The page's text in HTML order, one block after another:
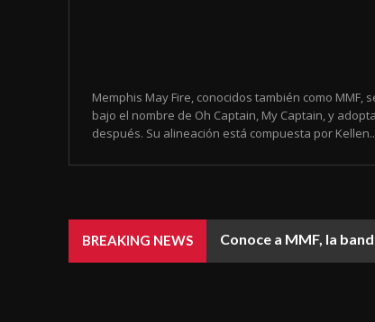
Memphis May Fire, conocidos también como MMF,
bajo el nombre de Oh Captain, My Captain, y
después. Su alineación está compuesta por
BREAKING NEWS Conoce a MMF, la